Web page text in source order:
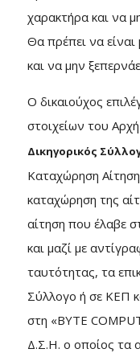
χαρακτήρα και να
Θα πρέπει να
και να μην
Ο δικαιούχος
στοιχείων του
Δικηγορικός
Καταχώρηση
καταχώρηση της
αίτηση που έλαβε
και μαζί με
ταυτότητας, τα
Σύλλογο ή σε ΚΕΠ
στη «BYTE
Δ.Σ.Η. ο οποίος τα